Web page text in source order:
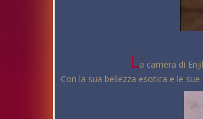
La carriera di
Con la sua bellezza esotica e le